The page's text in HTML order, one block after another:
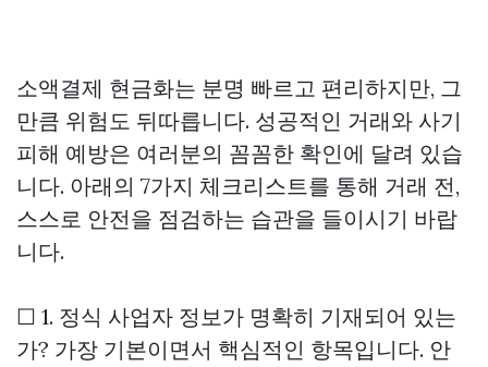
소액결제 현금화는 분명 빠르고 편리하지만, 그
만큼 위험도 뒤따릅니다. 성공적인 거래와 사기
피해 예방은 여러분의 꼼꼼한 확인에 달려 있습
니다. 아래의 7가지 체크리스트를 통해 거래 전,
스스로 안전을 점검하는 습관을 들이시기 바랍
니다.
☐ 1. 정식 사업자 정보가 명확히 기재되어 있는
가? 가장 기본이면서 핵심적인 항목입니다. 안